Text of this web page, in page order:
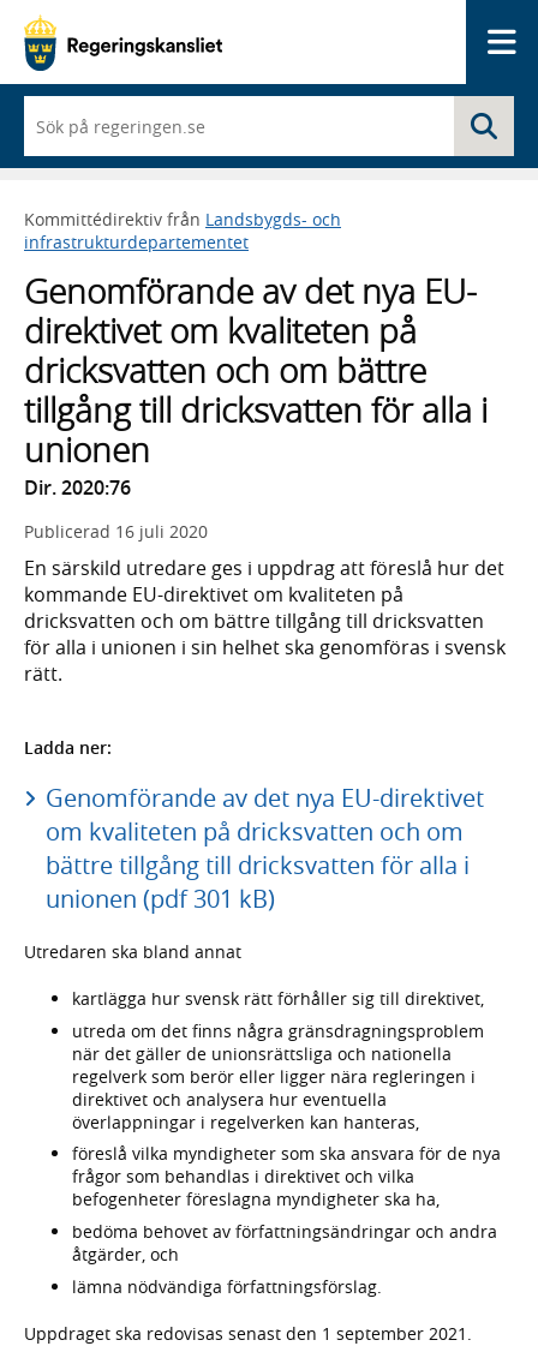
du
börjar
skriva
framträder
en
med
sökförslag
Kommittédirektiv från Landsbygds- och
infrastrukturdepartementet
Genomförande av det nya EU-
direktivet om kvaliteten på
dricksvatten och om bättre
tillgång till dricksvatten för alla i
unionen
Dir. 2020:76
Publicerad 16 juli 2020
En särskild utredare ges i uppdrag att föreslå hur det
kommande EU-direktivet om kvaliteten på
dricksvatten och om bättre tillgång till dricksvatten
för alla i unionen i sin helhet ska genomföras i svensk
rätt.
Ladda ner:
Genomförande av det nya EU-direktivet
om kvaliteten på dricksvatten och om
bättre tillgång till dricksvatten för alla i
unionen (pdf 301 kB)
Utredaren ska bland annat
kartlägga hur svensk rätt förhåller sig till direktivet,
utreda om det finns några gränsdragningsproblem
när det gäller de unionsrättsliga och nationella
regelverk som berör eller ligger nära regleringen i
direktivet och analysera hur eventuella
överlappningar i regelverken kan hanteras,
föreslå vilka myndigheter som ska ansvara för de nya
frågor som behandlas i direktivet och vilka
befogenheter föreslagna myndigheter ska ha,
bedöma behovet av författningsändringar och andra
åtgärder, och
lämna nödvändiga författningsförslag.
Uppdraget ska redovisas senast den 1 september 2021.